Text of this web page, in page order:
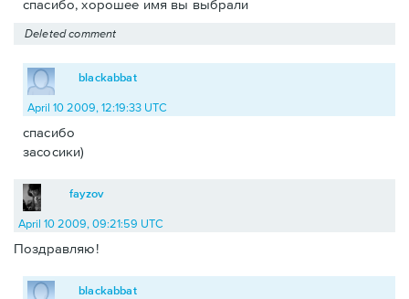
спасибо, хорошее имя вы выбрали
Deleted comment
blackabbat
April 10 2009, 12:19:33 UTC
спасибо
засосики)
fayzov
April 10 2009, 09:21:59 UTC
Поздравляю!
blackabbat